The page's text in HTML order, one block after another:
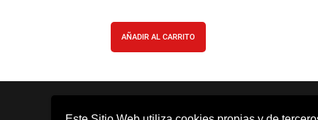
AÑADIR AL CARRITO